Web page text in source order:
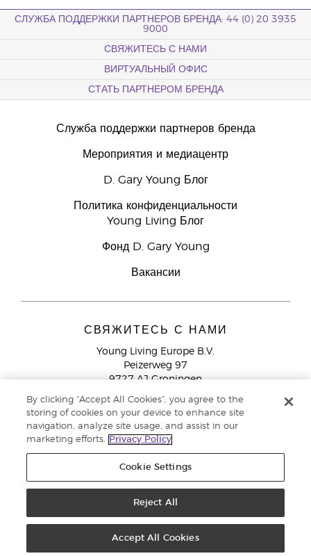
СЛУЖБА ПОДДЕРЖКИ ПАРТНЕРОВ БРЕНДА: 44 (0) 20 3935
9000
СВЯЖИТЕСЬ С НАМИ
ВИРТУАЛЬНЫЙ ОФИС
СТАТЬ ПАРТНЕРОМ БРЕНДА
Служба поддержки партнеров бренда
Мероприятия и медиацентр
D. Gary Young Блог
Политика конфиденциальности
Young Living Блог
Фонд D. Gary Young
Вакансии
СВЯЖИТЕСЬ С НАМИ
Young Living Europe B.V.
Peizerweg 97
9727 AJ Groningen
Netherlands
Служба поддержки партнеров бренда+44 (0) 20 3935
9000
© Young Living Essential Oils 2021 |Политика конфиденциальности
них необходимы для работы нашего сайта, другие помогают улучшить взаимодействие с
пользователем. Используя сайт, вы даете согласие на размещение этих файлов cookie на
By clicking “Accept All Cookies”, you agree to the
storing of cookies on your device to enhance site
navigation, analyze site usage, and assist in our
marketing efforts.
Privacy Policy
Cookie Settings
Reject All
Accept All Cookies